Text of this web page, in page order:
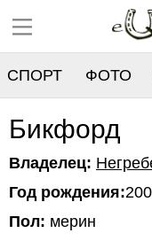
СПОРТ ФОТО
РЕЕСТР
Бикфорд
Владелец:
Год рождения:
Пол: мерин